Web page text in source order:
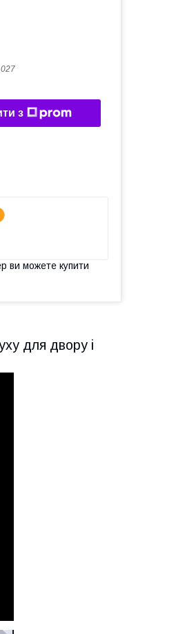
з
ви можете купити
для двору і